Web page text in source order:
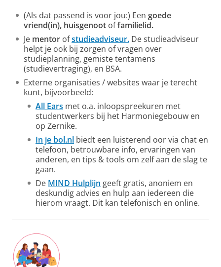
(Als dat passend is voor jou:) Een goede
vriend(in), huisgenoot offamilielid.
Je mentor ofstudieadviseur. De studieadviseur
helpt je ook bij zorgen of vragen over
studieplanning, gemiste tentamens
(studievertraging), en BSA.
Externe organisaties / websites waar je terecht
kunt, bijvoorbeeld:
All Ears met o.a. inloopspreekuren met
studentwerkers bij het Harmoniegebouw en
op Zernike.
In je bol.nl biedt een luisterend oor via chat en
telefoon, betrouwbare info, ervaringen van
anderen, en tips & tools om zelf aan de slag te
gaan.
De MIND Hulplijn geeft gratis, anoniem en
deskundig advies en hulp aan iedereen die
hierom vraagt. Dit kan telefonisch en online.